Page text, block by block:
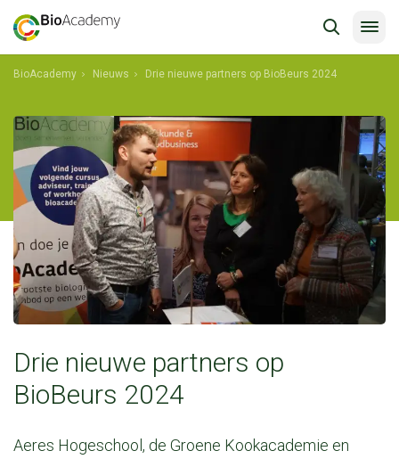
BioAcademy Nieuws Drie nieuwe partners op BioBeurs 2024
Drie nieuwe partners op
BioBeurs 2024
Aeres Hogeschool, de Groene Kookacademie en